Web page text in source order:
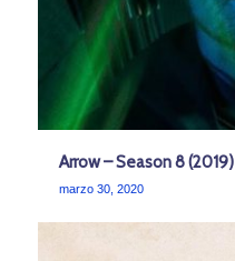
Arrow – Season 8 (2019)
marzo 30, 2020